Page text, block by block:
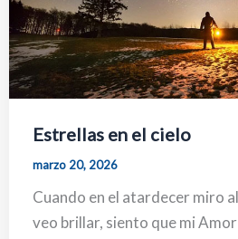
Estrellas en el cielo
marzo 20, 2026
Cuando en el atardecer miro
veo brillar, siento que mi